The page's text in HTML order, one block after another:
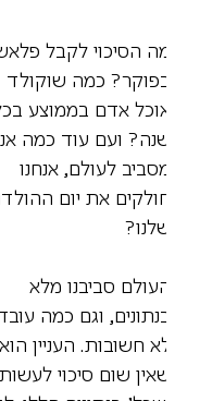
הסיכוי לקבל פלאש
כמה שוקולד
אדם בממוצע בכל
ועם עוד כמה אנשים
לעולם, אנחנו
את יום ההולדת
סביבנו מלא
וגם כמה עובדות
חשובות. העניין הוא
שום סיכוי לעשות